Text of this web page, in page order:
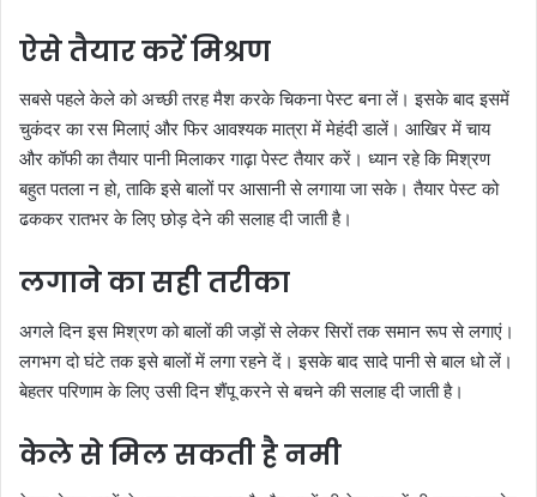
ऐसे तैयार करें मिश्रण
सबसे पहले केले को अच्छी तरह मैश करके चिकना पेस्ट बना लें। इसके बाद इसमें
चुकंदर का रस मिलाएं और फिर आवश्यक मात्रा में मेहंदी डालें। आखिर में चाय
और कॉफी का तैयार पानी मिलाकर गाढ़ा पेस्ट तैयार करें। ध्यान रहे कि मिश्रण
बहुत पतला न हो, ताकि इसे बालों पर आसानी से लगाया जा सके। तैयार पेस्ट को
ढककर रातभर के लिए छोड़ देने की सलाह दी जाती है।
लगाने का सही तरीका
अगले दिन इस मिश्रण को बालों की जड़ों से लेकर सिरों तक समान रूप से लगाएं।
लगभग दो घंटे तक इसे बालों में लगा रहने दें। इसके बाद सादे पानी से बाल धो लें।
बेहतर परिणाम के लिए उसी दिन शैंपू करने से बचने की सलाह दी जाती है।
केले से मिल सकती है नमी